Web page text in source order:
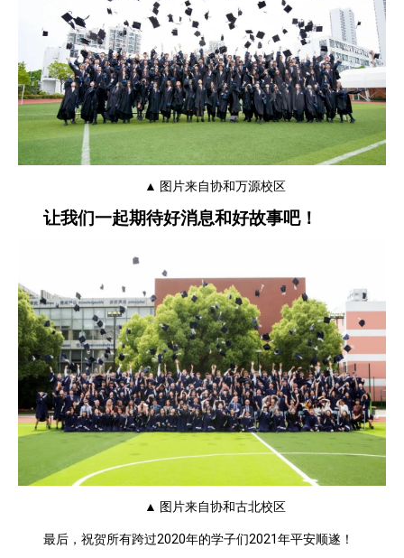
▲ 图片来自协和万源校区
让我们一起期待好消息和好故事吧！
▲ 图片来自协和古北校区
最后，祝贺所有跨过2020年的学子们2021年平安顺遂！